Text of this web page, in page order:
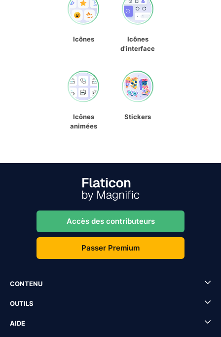
Icônes
Icônes
d'interface
Icônes
animées
Stickers
Accès des contributeurs
Passer Premium
CONTENU
OUTILS
AIDE